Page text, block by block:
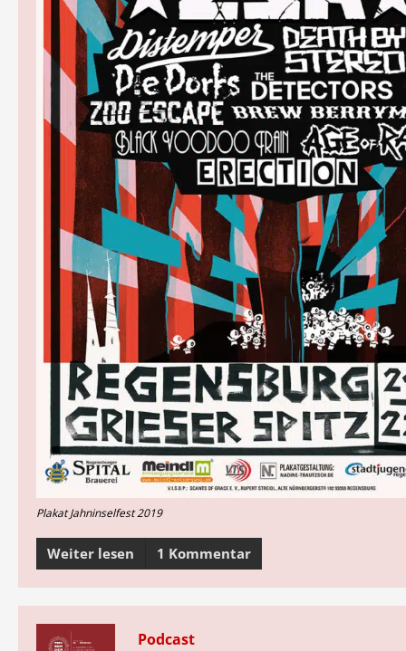
Plakat Jahninselfest 2019
Weiter lesen 1 Kommentar
Podcast